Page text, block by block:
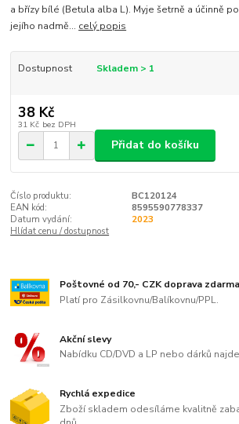
a břízy bílé (Betula alba L). Myje šetrně a účinně
jejího nadmě... celý popis
Dostupnost Skladem > 1
38 Kč
31 Kč bez DPH
Přidat do košíku
Číslo produktu:
BC120124
EAN kód:
8595590778337
Datum vydání:
2023
Hlídat cenu / dostupnost
Poštovné od 70,- CZK doprava
Platí pro Zásilkovnu/Balíkovnu/PPL.
Akční slevy
Nabídku CD/DVD a LP nebo dárků
Rychlá expedice
Zboží skladem odesíláme kvalitně